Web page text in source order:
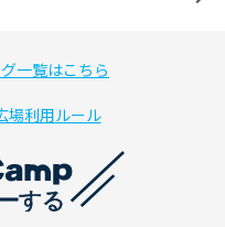
一覧はこちら
場利用ルール